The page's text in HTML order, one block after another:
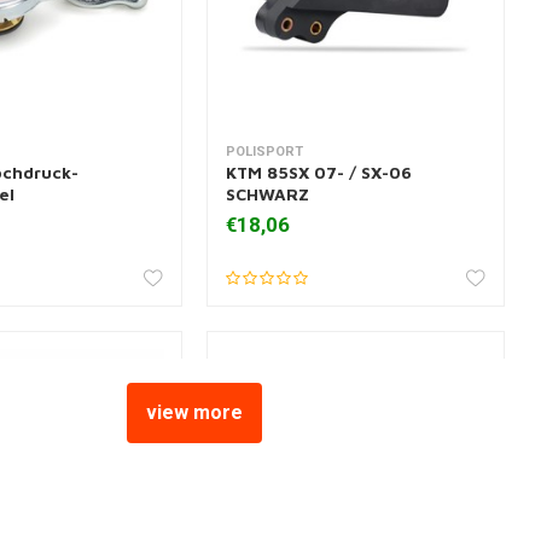
hinzufügen Zum Warenkorb hinzufügen
POLISPORT
KTM 85SX 07- / SX-06
SCHWARZ
€18,06
view more